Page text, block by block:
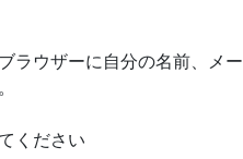
ラウザーに自分の名前、メー
ください